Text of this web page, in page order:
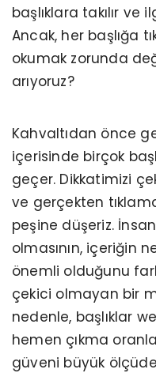
başlıklara takılır ve
Ancak, her başlığa
okumak zorunda
arıyoruz?
Kahvaltıdan önce
içerisinde birçok
geçer. Dikkatimizi
ve gerçekten
peşine düşeriz.
olmasının, içeriğin
önemli olduğunu
çekici olmayan bir
nedenle, başlıklar
hemen çıkma
güveni büyük